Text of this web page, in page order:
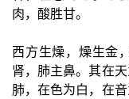
肉，酸胜甘。
西方生燥，燥生金
肾，肺主鼻。其在
肺，在色为白，在